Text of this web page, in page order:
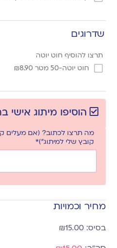
שדרוגים
תרצו להוסיף חוט יוטה
חוט יוטה-50 מטר
₪8.90
הוסיפו מיתוג אישי
מה תרצו לכתוב? (אם מעלים
קובץ שלי למיתוג")*
מחיר וכמויות
₪15.00